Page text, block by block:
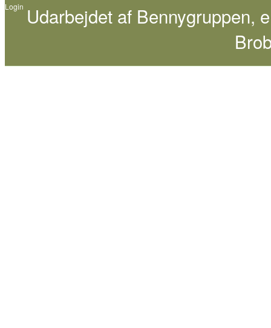
Login Udarbejdet af Bennygruppen,